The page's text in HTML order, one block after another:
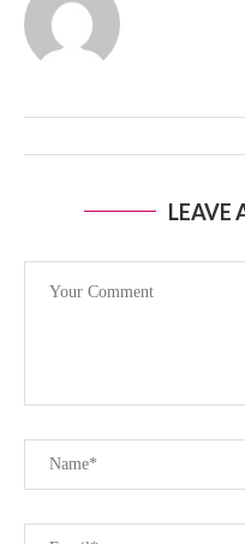
LEAVE